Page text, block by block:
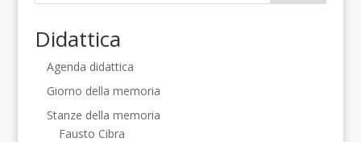
Didattica
Agenda didattica
Giorno della memoria
Stanze della memoria
Fausto Cibra